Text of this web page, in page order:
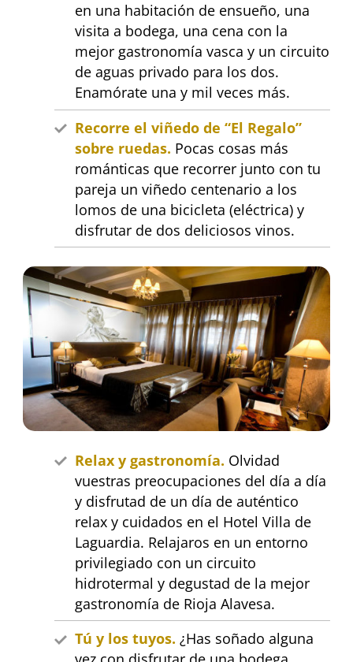
en una habitación de ensueño, una
visita a bodega, una cena con la
mejor gastronomía vasca y un circuito
de aguas privado para los dos.
Enamórate una y mil veces más.
Recorre el viñedo de “El Regalo”
sobre ruedas. Pocas cosas más
románticas que recorrer junto con tu
pareja un viñedo centenario a los
lomos de una bicicleta (eléctrica) y
disfrutar de dos deliciosos vinos.
Relax y gastronomía. Olvidad
vuestras preocupaciones del día a día
y disfrutad de un día de auténtico
relax y cuidados en el Hotel Villa de
Laguardia. Relajaros en un entorno
privilegiado con un circuito
hidrotermal y degustad de la mejor
gastronomía de Rioja Alavesa.
Tú y los tuyos. ¿Has soñado alguna